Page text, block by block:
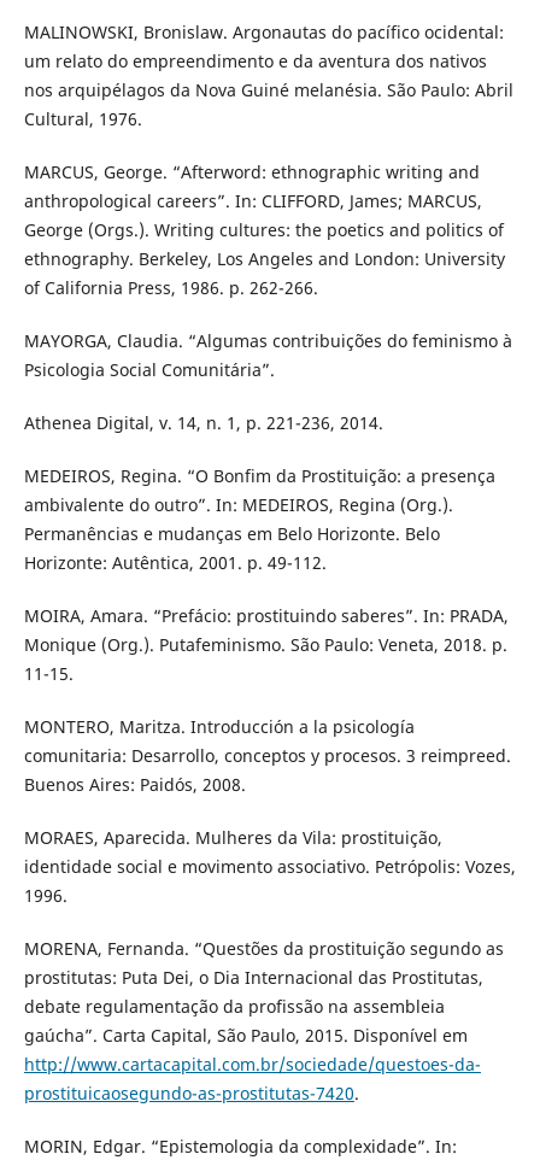
MALINOWSKI, Bronislaw. Argonautas do pacífico ocidental:
um relato do empreendimento e da aventura dos nativos
nos arquipélagos da Nova Guiné melanésia. São Paulo: Abril
Cultural, 1976.
MARCUS, George. “Afterword: ethnographic writing and
anthropological careers”. In: CLIFFORD, James; MARCUS,
George (Orgs.). Writing cultures: the poetics and politics of
ethnography. Berkeley, Los Angeles and London: University
of California Press, 1986. p. 262-266.
MAYORGA, Claudia. “Algumas contribuições do feminismo à
Psicologia Social Comunitária”.
Athenea Digital, v. 14, n. 1, p. 221-236, 2014.
MEDEIROS, Regina. “O Bonfim da Prostituição: a presença
ambivalente do outro”. In: MEDEIROS, Regina (Org.).
Permanências e mudanças em Belo Horizonte. Belo
Horizonte: Autêntica, 2001. p. 49-112.
MOIRA, Amara. “Prefácio: prostituindo saberes”. In: PRADA,
Monique (Org.). Putafeminismo. São Paulo: Veneta, 2018. p.
11-15.
MONTERO, Maritza. Introducción a la psicología
comunitaria: Desarrollo, conceptos y procesos. 3 reimpreed.
Buenos Aires: Paidós, 2008.
MORAES, Aparecida. Mulheres da Vila: prostituição,
identidade social e movimento associativo. Petrópolis: Vozes,
1996.
MORENA, Fernanda. “Questões da prostituição segundo as
prostitutas: Puta Dei, o Dia Internacional das Prostitutas,
debate regulamentação da profissão na assembleia
gaúcha”. Carta Capital, São Paulo, 2015. Disponível em
http://www.cartacapital.com.br/sociedade/questoes-da-
prostituicaosegundo-as-prostitutas-7420.
MORIN, Edgar. “Epistemologia da complexidade”. In: